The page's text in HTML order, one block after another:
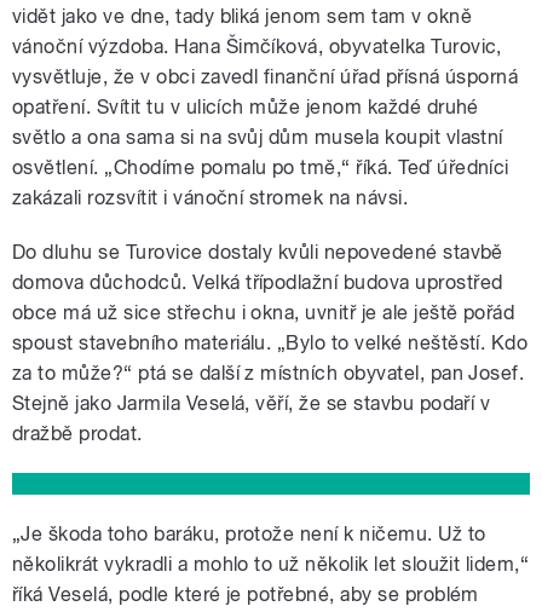
vidět jako ve dne, tady bliká jenom sem tam v okně
vánoční výzdoba. Hana Šimčíková, obyvatelka Turovic,
vysvětluje, že v obci zavedl finanční úřad přísná úsporná
opatření. Svítit tu v ulicích může jenom každé druhé
světlo a ona sama si na svůj dům musela koupit vlastní
osvětlení. „Chodíme pomalu po tmě,“ říká. Teď úředníci
zakázali rozsvítit i vánoční stromek na návsi.
Do dluhu se Turovice dostaly kvůli nepovedené stavbě
domova důchodců. Velká třípodlažní budova uprostřed
obce má už sice střechu i okna, uvnitř je ale ještě pořád
spoust stavebního materiálu. „Bylo to velké neštěstí. Kdo
za to může?“ ptá se další z místních obyvatel, pan Josef.
Stejně jako Jarmila Veselá, věří, že se stavbu podaří v
dražbě prodat.
„Je škoda toho baráku, protože není k ničemu. Už to
několikrát vykradli a mohlo to už několik let sloužit lidem,“
říká Veselá, podle které je potřebné, aby se problém